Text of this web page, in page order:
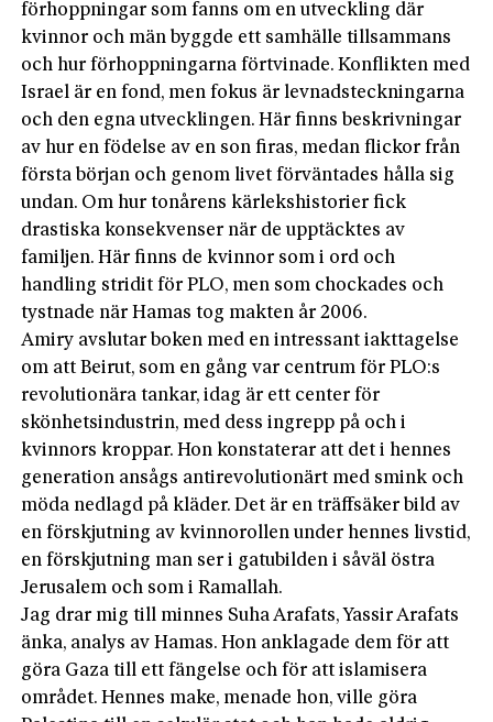
förhoppningar som fanns om en utveckling där
kvinnor och män byggde ett samhälle tillsammans
och hur förhoppningarna förtvinade. Konflikten med
Israel är en fond, men fokus är levnadsteckningarna
och den egna utvecklingen. Här finns beskrivningar
av hur en födelse av en son firas, medan flickor från
första början och genom livet förväntades hålla sig
undan. Om hur tonårens kärlekshistorier fick
drastiska konsekvenser när de upptäcktes av
familjen. Här finns de kvinnor som i ord och
handling stridit för PLO, men som chockades och
tystnade när Hamas tog makten år 2006.
Amiry avslutar boken med en intressant iakttagelse
om att Beirut, som en gång var centrum för PLO:s
revolutionära tankar, idag är ett center för
skönhetsindustrin, med dess ingrepp på och i
kvinnors kroppar. Hon konstaterar att det i hennes
generation ansågs antirevolutionärt med smink och
möda nedlagd på kläder. Det är en träffsäker bild av
en förskjutning av kvinnorollen under hennes livstid,
en förskjutning man ser i gatubilden i såväl östra
Jerusalem och som i Ramallah.
Jag drar mig till minnes Suha Arafats, Yassir Arafats
änka, analys av Hamas. Hon anklagade dem för att
göra Gaza till ett fängelse och för att islamisera
området. Hennes make, menade hon, ville göra